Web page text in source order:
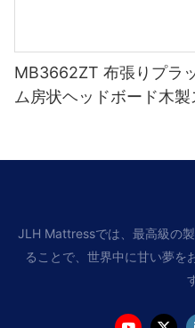
MB3662ZT 布張りプラ
ム房状ヘッドボード木
JLH Mattressでは、最高級の
ることで、世界中に甘い夢を